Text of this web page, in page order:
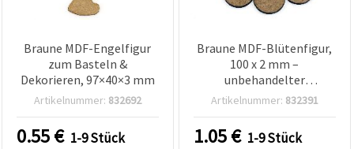
Braune MDF-Engelfigur
zum Basteln &
Dekorieren, 97×40×3 mm
Artikelnummer: 832692
0.55€ 1-9 Stück
Braune MDF-Blütenfigur,
100 x 2 mm –
unbehandelter
Bastelrohling zum
als Wanddeko
Artikelnummer: 832391
1.05€ 1-9 Stück